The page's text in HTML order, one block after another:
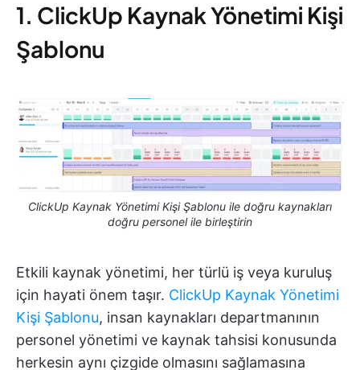
1. ClickUp Kaynak Yönetimi Kişi
Şablonu
ClickUp Kaynak Yönetimi Kişi Şablonu ile doğru kaynakları
doğru personel ile birleştirin
Etkili kaynak yönetimi, her türlü iş veya kuruluş
için hayati önem taşır. ClickUp Kaynak Yönetimi
Kişi Şablonu, insan kaynakları departmanının
personel yönetimi ve kaynak tahsisi konusunda
herkesin aynı çizgide olmasını sağlamasına